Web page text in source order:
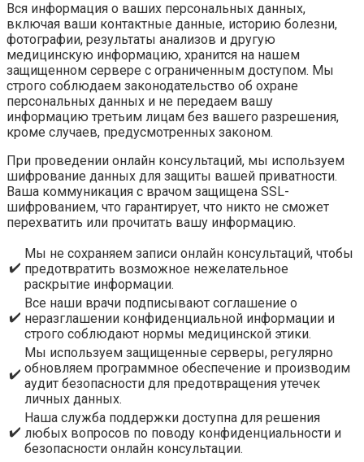
Вся информация о ваших персональных данных,
включая ваши контактные данные, историю болезни,
фотографии, результаты анализов и другую
медицинскую информацию, хранится на нашем
защищенном сервере с ограниченным доступом. Мы
строго соблюдаем законодательство об охране
персональных данных и не передаем вашу
информацию третьим лицам без вашего разрешения,
кроме случаев, предусмотренных законом.
При проведении онлайн консультаций, мы используем
шифрование данных для защиты вашей приватности.
Ваша коммуникация с врачом защищена SSL-
шифрованием, что гарантирует, что никто не сможет
перехватить или прочитать вашу информацию.
✔️
Мы не сохраняем записи онлайн консультаций, чтобы
предотвратить возможное нежелательное
раскрытие информации.
✔️
Все наши врачи подписывают соглашение о
неразглашении конфиденциальной информации и
строго соблюдают нормы медицинской этики.
✔️
Мы используем защищенные серверы, регулярно
обновляем программное обеспечение и производим
аудит безопасности для предотвращения утечек
личных данных.
✔️
Наша служба поддержки доступна для решения
любых вопросов по поводу конфиденциальности и
безопасности онлайн консультации.